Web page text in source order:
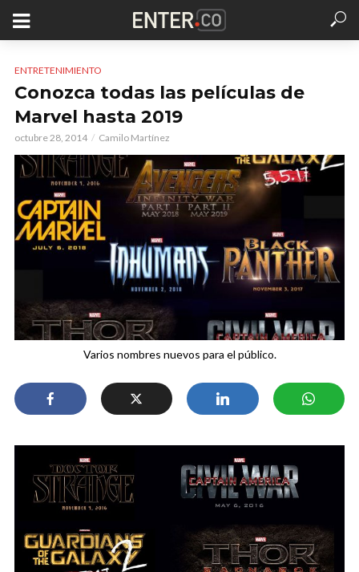
ENTRETENIMIENTO
Conozca todas las películas de
Marvel hasta 2019
octubre 28, 2014 Camilo Martínez
Varios nombres nuevos para el público.